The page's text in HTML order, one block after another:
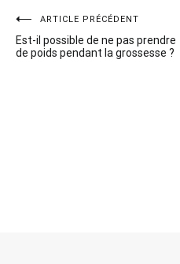
Navigation
de
ARTICLE PRÉCÉDENT
Est-il possible de ne pas prendre
de poids pendant la grossesse ?